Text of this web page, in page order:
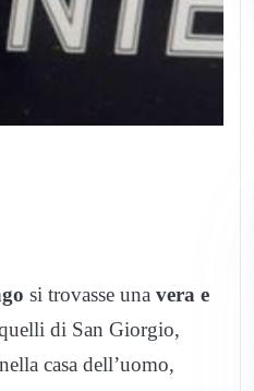
si trovasse una vera e
di San Giorgio,
casa dell’uomo,